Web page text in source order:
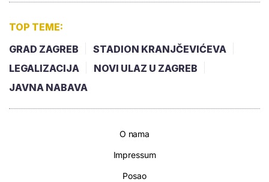
TOP TEME:
GRAD ZAGREB
STADION KRANJČEVIĆEVA
LEGALIZACIJA
NOVI ULAZ U ZAGREB
JAVNA NABAVA
O nama
Impressum
Posao